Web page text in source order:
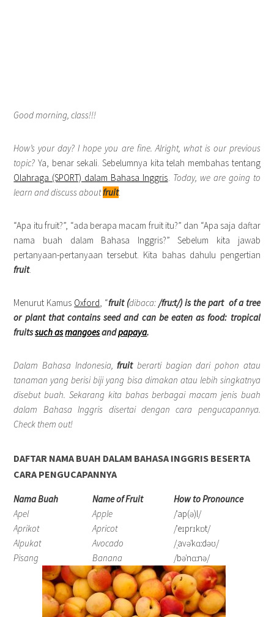
Good morning, class!!!
How’s your day? I hope you are fine. Alright, what is our previous
topic? Ya, benar sekali. Sebelumnya kita telah membahas tentang
Olahraga (SPORT) dalam Bahasa Inggris. Today, we are going to
learn and discuss aboutfruit.
“Apa itu fruit?”, “ada berapa macam fruit itu?” dan “Apa saja daftar
nama buah dalam Bahasa Inggris?” Sebelum kita jawab
pertanyaan-pertanyaan tersebut. Kita bahas dahulu pengertian
fruit.
Menurut Kamus Oxford, “fruit (dibaca: /fruːt/) is the part of a tree
or plant that contains seed and can be eaten as food: tropical
fruitssuch asmangoesandpapaya.
Dalam Bahasa Indonesia,fruitberarti bagian dari pohon atau
tanaman yang berisi biji yang bisa dimakan atau lebih singkatnya
disebut buah. Sekarang kita bahas berbagai macam jenis buah
dalam Bahasa Inggris disertai dengan cara pengucapannya.
Check them out!
DAFTAR NAMA BUAH DALAM BAHASA INGGRIS BESERTA
CARA PENGUCAPANNYA
Nama Buah Name of Fruit
How to Pronounce
Apel
Apple
/ˈap(ə)l/
Aprikot
Apricot
/ˈeɪprɪkɒt/
Alpukat
Avocado
/ˌavəˈkɑːdəʊ/
Pisang
Banana /bəˈnɑːnə/